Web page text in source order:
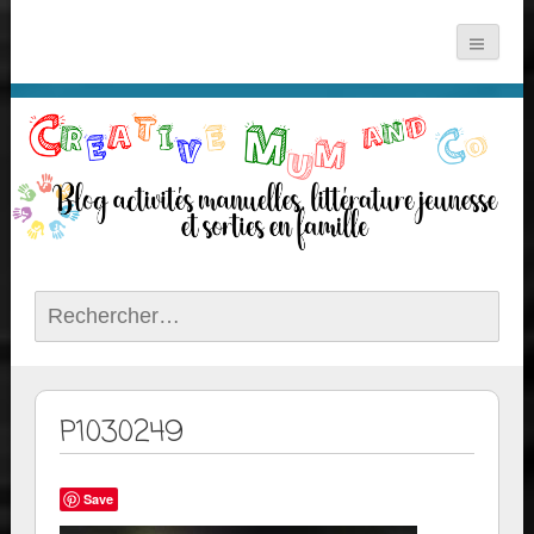
Rechercher :
P1030249
Save